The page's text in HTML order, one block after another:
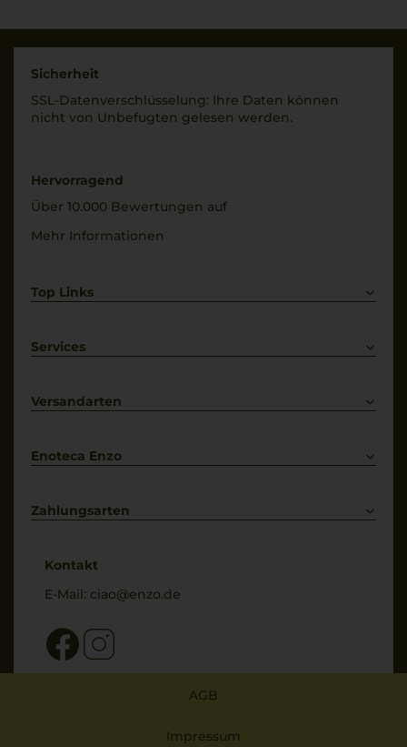
Sicherheit
SSL-Daten­verschlüs­selung: Ihre Daten können
nicht von Unbe­fugten gelesen werden.
Hervorragend
Über 10.000 Bewertungen auf
Mehr Informationen
Top Links
Weißwein
Services
Kontakt
Versandarten
Enoteca Enzo
Bewertungs-Richtlinien
Zahlungsarten
Kontakt
E-Mail: ciao@enzo.de
AGB
Impressum